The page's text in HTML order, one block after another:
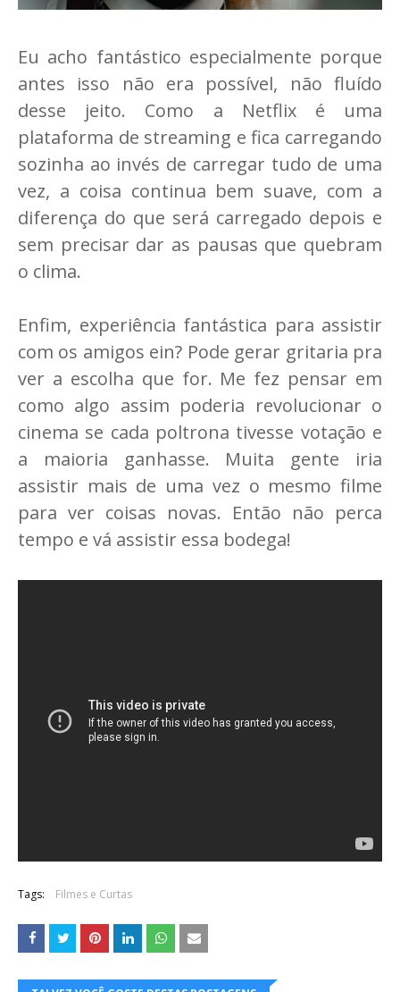
Eu acho fantástico especialmente porque
antes isso não era possível, não fluído
desse jeito. Como a Netflix é uma
plataforma de streaming e fica carregando
sozinha ao invés de carregar tudo de uma
vez, a coisa continua bem suave, com a
diferença do que será carregado depois e
sem precisar dar as pausas que quebram
o clima.
Enfim, experiência fantástica para assistir
com os amigos ein? Pode gerar gritaria pra
ver a escolha que for. Me fez pensar em
como algo assim poderia revolucionar o
cinema se cada poltrona tivesse votação e
a maioria ganhasse. Muita gente iria
assistir mais de uma vez o mesmo filme
para ver coisas novas. Então não perca
tempo e vá assistir essa bodega!
Tags: Filmes e Curtas